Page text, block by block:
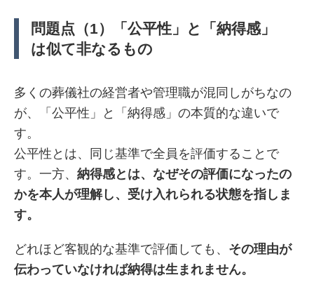
問題点（1）「公平性」と「納得感」
は似て非なるもの
多くの葬儀社の経営者や管理職が混同しがちなの
が、「公平性」と「納得感」の本質的な違いで
す。
公平性とは、同じ基準で全員を評価することで
す。 一方、 納得感とは、なぜその評価になったの
かを本人が理解し、受け入れられる状態を指しま
す。
どれほど客観的な基準で評価しても、 その理由が
伝わっていなければ納得は生まれません。